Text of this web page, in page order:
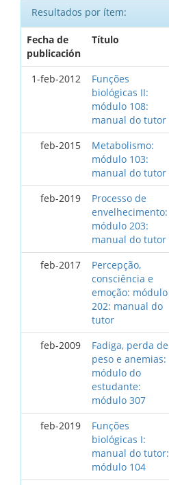
Resultados por ítem:
Fecha de
publicación
Título
1-feb-2012
Funções
biológicas II:
módulo 108:
manual do tutor
feb-2015
Metabolismo:
módulo 103:
manual do tutor
feb-2019
Processo de
envelhecimento:
módulo 203:
manual do tutor
feb-2017
Percepção,
consciência e
emoção: módulo
202: manual do
tutor
feb-2009
Fadiga, perda de
peso e anemias:
módulo do
estudante:
módulo 307
feb-2019
Funções
biológicas I:
manual do tutor:
módulo 104